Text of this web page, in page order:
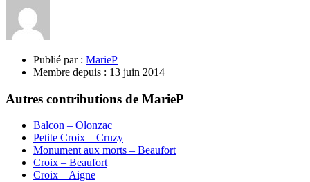
Publié par : MarieP
Membre depuis : 13 juin 2014
Autres contributions de MarieP
Balcon – Olonzac
Petite Croix – Cruzy
Monument aux morts – Beaufort
Croix – Beaufort
Croix – Aigne